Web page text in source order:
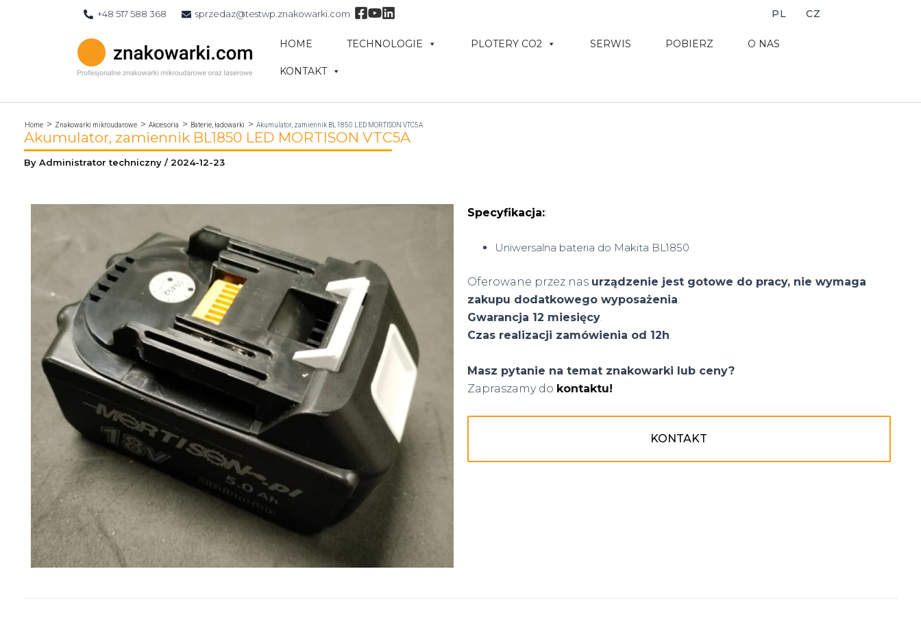
+48 517 588 368 sprzedaz@testwp.znakowarki.com PL CZ
HOME TECHNOLOGIE PLOTERY CO2 SERWIS POBIERZ O NAS
KONTAKT
Home Znakowarki mikroudarowe Akcesoria Baterie, ładowarki Akumulator, zamiennik BL1850 LED MORTISON VTC5A
Akumulator, zamiennik BL1850 LED MORTISON VTC5A
By Administrator techniczny /2024-12-23
Specyfikacja::
Uniwersalna bateria do Makita BL1850
Oferowane przez nas urządzenie jest gotowe do pracy, nie wymaga
zakupu dodatkowego wyposażenia.
Gwarancja 12 miesięcy.
Czas realizacji zamówienia od 12h.
Masz pytanie na temat znakowarki lub ceny?
Zapraszamy do kontaktu!
KONTAKT